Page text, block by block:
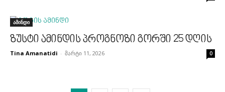
ამინდი
ზუსტი ამინდის პროგნოზი გორში 25 დღის
Tina Amanatidi - მარტი 11, 2026 0